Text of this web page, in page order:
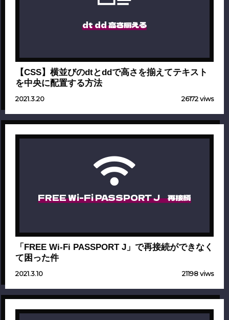
dt dd 高さ揃える
【CSS】横並びのdtとddで高さを揃えてテキスト
を中央に配置する方法
2021.3.20 26172 viws
FREE Wi-Fi PASSPORT J 再接続
「FREE Wi-Fi PASSPORT J」で再接続ができなく
て困った件
2021.3.10 21198 viws